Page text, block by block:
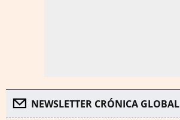
NEWSLETTER CRÓNICA GLOBAL